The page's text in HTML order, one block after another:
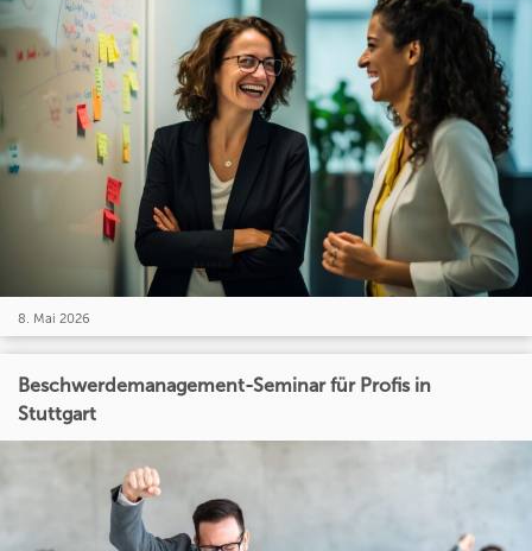
8. Mai 2026
Beschwerdemanagement-Seminar für Profis in
Stuttgart